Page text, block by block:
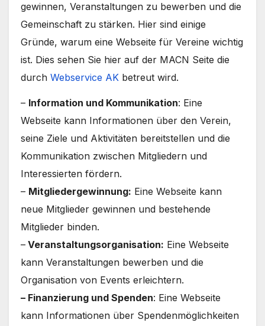
gewinnen, Veranstaltungen zu bewerben und die
Gemeinschaft zu stärken. Hier sind einige
Gründe, warum eine Webseite für Vereine wichtig
ist. Dies sehen Sie hier auf der MACN Seite die
durch Webservice AK betreut wird.
– Information und Kommunikation: Eine
Webseite kann Informationen über den Verein,
seine Ziele und Aktivitäten bereitstellen und die
Kommunikation zwischen Mitgliedern und
Interessierten fördern.
– Mitgliedergewinnung: Eine Webseite kann
neue Mitglieder gewinnen und bestehende
Mitglieder binden.
– Veranstaltungsorganisation: Eine Webseite
kann Veranstaltungen bewerben und die
Organisation von Events erleichtern.
– Finanzierung und Spenden: Eine Webseite
kann Informationen über Spendenmöglichkeiten